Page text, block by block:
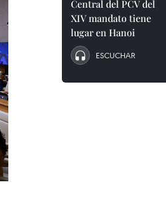
Central del PCV del
XIV mandato tiene
lugar en Hanoi
ESCUCHAR